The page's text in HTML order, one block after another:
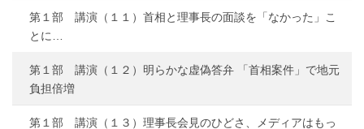
第１部 講演（１１）首相と理事長の面談を「なかった」こ
とに…
第１部 講演（１２）明らかな虚偽答弁 「首相案件」で地元
負担倍増
第１部 講演（１３）理事長会見のひどさ、メディアはもっ